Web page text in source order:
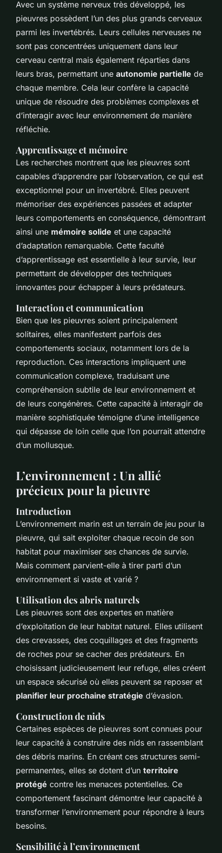
Avec un système nerveux très développé, les
pieuvres possèdent l’un des plus grands cerveaux
parmi les invertébrés. Leurs cellules nerveuses ne
sont pas concentrées uniquement dans leur
cerveau central mais également réparties dans
leurs bras, permettant une autonomie partielle de
chaque membre. Cela leur confère la capacité
unique de résoudre des problèmes complexes et
d’interagir avec leur environnement de manière
réfléchie.
Apprentissage et mémoire
Les recherches montrent que les pieuvres sont
capables d’apprendre par l’observation, ce qui est
exceptionnel pour un invertébré. Elles peuvent
mémoriser des expériences passées et adapter
leurs comportements en conséquence, démontrant
ainsi une mémoire solide et une capacité
d’adaptation remarquable. Cette faculté
d’apprentissage est essentielle à leur survie, leur
permettant de développer des techniques
innovantes pour échapper à leurs prédateurs.
Interaction et communication
Bien que les pieuvres soient principalement
solitaires, elles manifestent parfois des
comportements sociaux, notamment lors de la
reproduction. Ces interactions impliquent une
communication complexe, traduisant une
compréhension subtile de leur environnement et
de leurs congénères. Cette capacité à interagir de
manière sophistiquée témoigne d’une intelligence
qui dépasse de loin celle que l’on pourrait attendre
d’un mollusque.
L’environnement : Un allié
précieux pour la pieuvre
Introduction
L’environnement marin est un terrain de jeu pour la
pieuvre, qui sait exploiter chaque recoin de son
habitat pour maximiser ses chances de survie.
Mais comment parvient-elle à tirer parti d’un
environnement si vaste et varié ?
Utilisation des abris naturels
Les pieuvres sont des expertes en matière
d’exploitation de leur habitat naturel. Elles utilisent
des crevasses, des coquillages et des fragments
de roches pour se cacher des prédateurs. En
choisissant judicieusement leur refuge, elles créent
un espace sécurisé où elles peuvent se reposer et
planifier leur prochaine stratégie d’évasion.
Construction de nids
Certaines espèces de pieuvres sont connues pour
leur capacité à construire des nids en rassemblant
des débris marins. En créant ces structures semi-
permanentes, elles se dotent d’un territoire
protégé contre les menaces potentielles. Ce
comportement fascinant démontre leur capacité à
transformer l’environnement pour répondre à leurs
besoins.
Sensibilité à l’environnement